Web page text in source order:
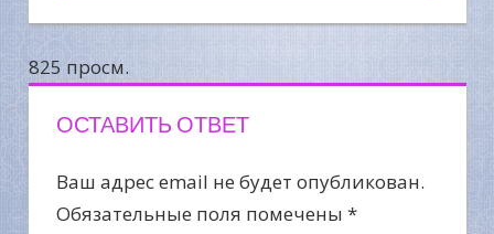
825 просм.
ОСТАВИТЬ ОТВЕТ
Ваш адрес email не будет опубликован.
Обязательные поля помечены *